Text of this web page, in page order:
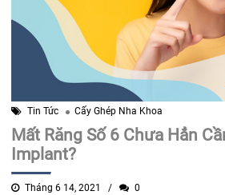
Tin Tức Cấy Ghép Nha Khoa
Mất Răng Số 6 Chưa Hẳn
Implant?
Tháng 6 14, 2021 0